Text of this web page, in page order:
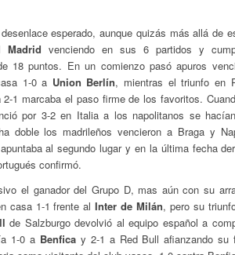
esperado, aunque quizás más allá de
Madrid venciendo en sus 6 partidos y
18 puntos. En un comienzo pasó apuros
1-0 a Union Berlín, mientras el triunfo en
2-1 marcaba el paso firme de los favoritos.
por 3-2 en Italia a los napolitanos se
doble los madrileños vencieron a Braga y
al segundo lugar y en la última fecha
confirmó.
el ganador del Grupo D, mas aún con su
casa 1-1 frente alInter de Milán, pero su
de Salzburgo devolvió al equipo español a
1-0 a Benficay 2-1 a Red Bull afianzando su